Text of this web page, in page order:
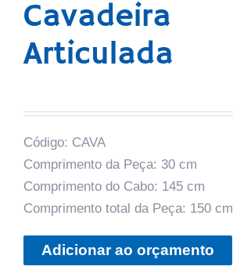
Cavadeira
Articulada
Código: CAVA
Comprimento da Peça: 30 cm
Comprimento do Cabo: 145 cm
Comprimento total da Peça: 150 cm
Adicionar ao orçamento